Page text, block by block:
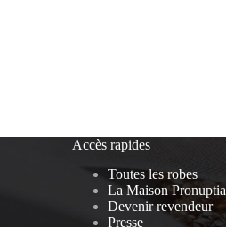
Accès rapides
Toutes les robes
La Maison Pronuptia
Devenir revendeur
Presse